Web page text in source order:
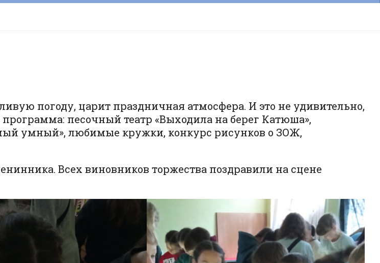
погоду, царит праздничная атмосфера. И это не удивительно,
песочный театр «Выходила на берег Катюша»,
умный», любимые кружки, конкурс рисунков о ЗОЖ,
Всех виновников торжества поздравили на сцене